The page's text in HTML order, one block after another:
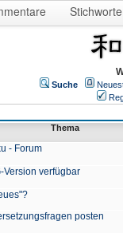
Stichworte
Suche
Thema
- Forum
Version verfügbar
posten